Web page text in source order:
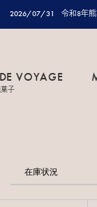
2026/07/31 令和8年
VOYAGE
子
在庫状況